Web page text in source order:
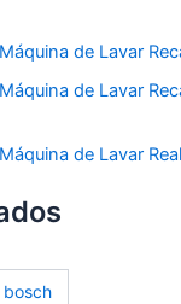
de Lavar
de Lavar
de Lavar
bosch